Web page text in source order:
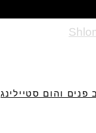
פנים והום סטיילינג